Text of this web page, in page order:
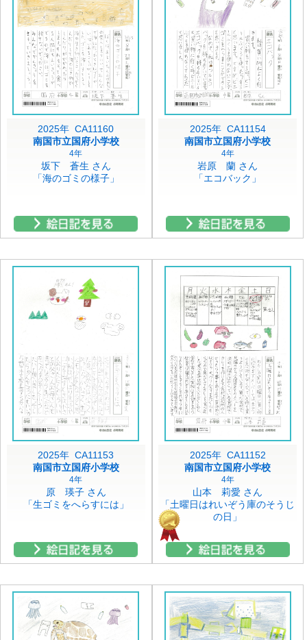
2025年 CA11160
南国市立国府小学校
4年
坂下 蒼生 さん
「海のゴミの様子」
2025年 CA11154
南国市立国府小学校
4年
岩原 蘭 さん
「エコバック」
2025年 CA11153
南国市立国府小学校
4年
原 瑛子 さん
「生ゴミをへらすには」
2025年 CA11152
南国市立国府小学校
4年
山本 莉愛 さん
「土曜日はれいぞう庫のそうじ
の日」